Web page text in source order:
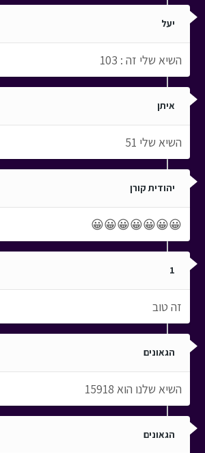
יעל
השיא שלי זה : 103
איתן
השיא שלי 51
יהודית קורן
😀😀😀😀😀😀😀
1
זה טוב
הגאונים
השיא שלנו הוא 15918
הגאונים